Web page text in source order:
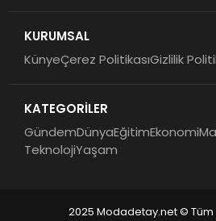
KURUMSAL
KünyeÇerez PolitikasıGizlilik
KATEGORİLER
GündemDünyaEğitimEkonomi
TeknolojiYaşam
2025 Modadetay.net © Tüm